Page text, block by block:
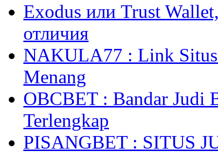
Exodus или Trust
отличия
NAKULA77 : Link Situs
Menang
OBCBET : Bandar Judi
Terlengkap
PISANGBET : SITUS